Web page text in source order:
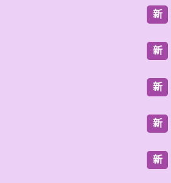
新
新
新
新
新